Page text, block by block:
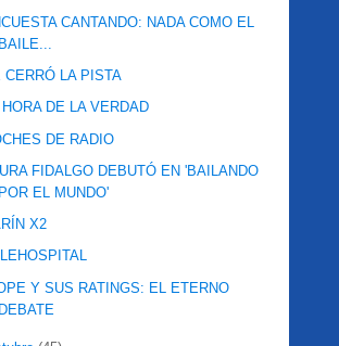
CANTANDO: NADA COMO EL
CERRÓ LA PISTA
HORA DE LA VERDAD
DE RADIO
FIDALGO DEBUTÓ EN 'BAILANDO
EL MUNDO'
X2
Y SUS RATINGS: EL ETERNO